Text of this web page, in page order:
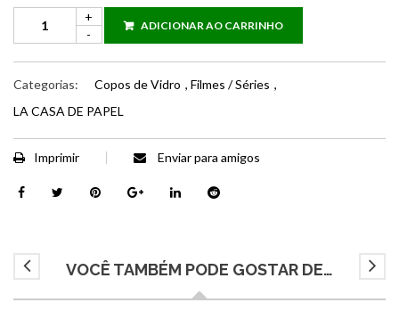
ADICIONAR AO CARRINHO
Categorias: Copos de Vidro , Filmes / Séries ,
LA CASA DE PAPEL
Imprimir Enviar para amigos
VOCÊ TAMBÉM PODE GOSTAR DE…